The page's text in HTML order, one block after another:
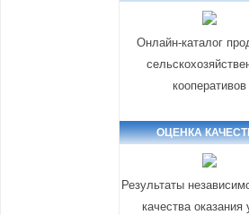
Онлайн-каталог
кооперативов
ОЦЕНКА
Результаты
качества оказания